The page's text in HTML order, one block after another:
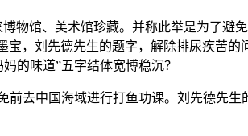
馆、美术馆珍藏。并称此举是为了避
宝，刘先德先生的题字，解除排尿疾苦
的味道”五字结体宽博稳沉？
去中国海域进行打鱼功课。刘先德先生